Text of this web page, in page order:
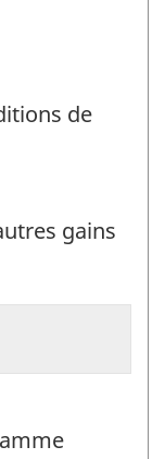
de
gains